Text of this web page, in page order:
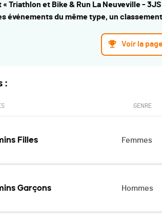
« Triathlon et Bike & Run La Neuveville -
événements du même type, un
Voir la
:
GENRE
Filles Femmes
Garçons Hommes